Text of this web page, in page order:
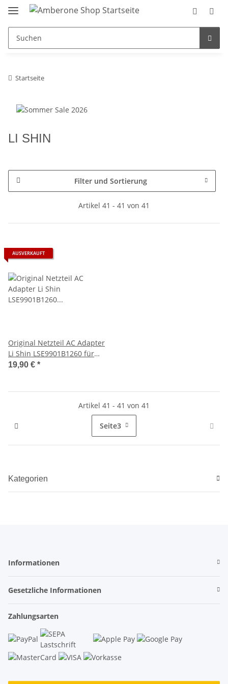
Startseite
LI SHIN
Filter und Sortierung
Artikel 41 - 41 von 41
AUSVERKAUFT
Original Netzteil AC Adapter
Li Shin LSE9901B1260 für
Monitor LCD-TFT 2,1X5,5mm
19,90 € *
Artikel 41 - 41 von 41
Seite3
Kategorien
Informationen
Gesetzliche Informationen
Zahlungsarten